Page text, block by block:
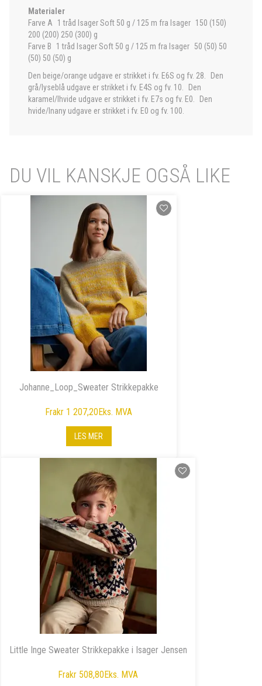
Materialer
Farve A 1 tråd Isager Soft 50 g / 125 m fra Isager 150 (150)
200 (200) 250 (300) g
Farve B 1 tråd Isager Soft 50 g / 125 m fra Isager 50 (50) 50
(50) 50 (50) g
Den beige/orange udgave er strikket i fv. E6S og fv. 28. Den
grå/lyseblå udgave er strikket i fv. E4S og fv. 10. Den
karamel/lhvide udgave er strikket i fv. E7s og fv. E0. Den
hvide/lnany udgave er strikket i fv. E0 og fv. 100.
DU VIL KANSKJE OGSÅ LIKE
Johanne_Loop_Sweater Strikkepakke
Frakr 1 207,20Eks. MVA
LES MER
Little Inge Sweater Strikkepakke i Isager Jensen
Frakr 508,80Eks. MVA